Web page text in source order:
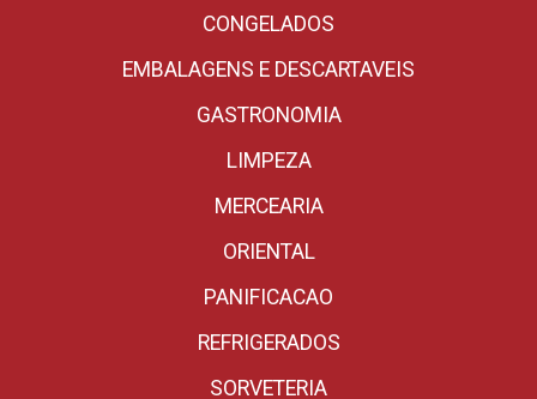
CONGELADOS
EMBALAGENS E DESCARTAVEIS
GASTRONOMIA
LIMPEZA
MERCEARIA
ORIENTAL
PANIFICACAO
REFRIGERADOS
SORVETERIA